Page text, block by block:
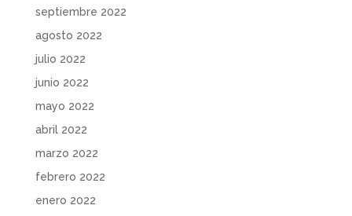
septiembre 2022
agosto 2022
julio 2022
junio 2022
mayo 2022
abril 2022
marzo 2022
febrero 2022
enero 2022